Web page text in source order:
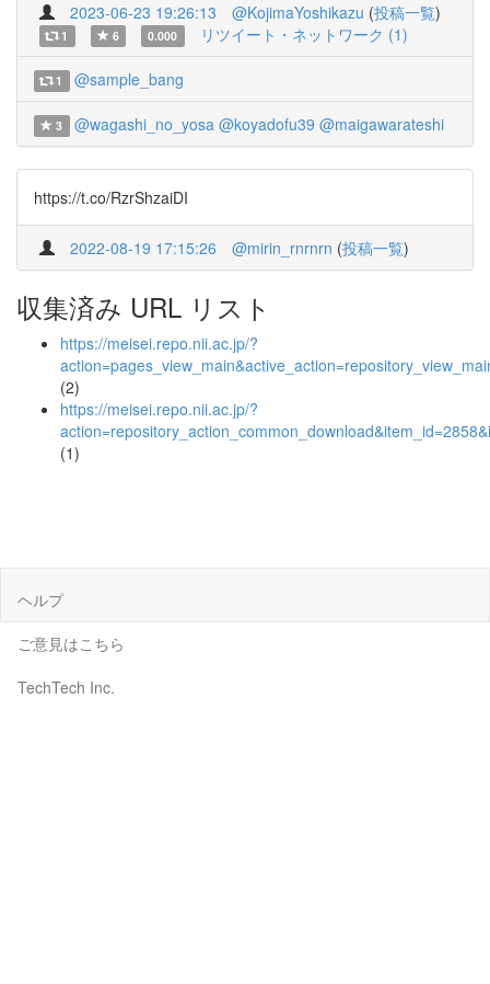
2023-06-23 19:26:13 @KojimaYoshikazu (投稿一覧)
1 6 0.000 リツイート・ネットワーク (1)
1 @sample_bang
3 @wagashi_no_yosa @koyadofu39 @maigawarateshi
https://t.co/RzrShzaiDI
2022-08-19 17:15:26 @mirin_rnrnrn (投稿一覧)
収集済み URL リスト
https://meisei.repo.nii.ac.jp/?
(2)
https://meisei.repo.nii.ac.jp/?
(1)
ヘルプ
ご意見はこちら
TechTech Inc.